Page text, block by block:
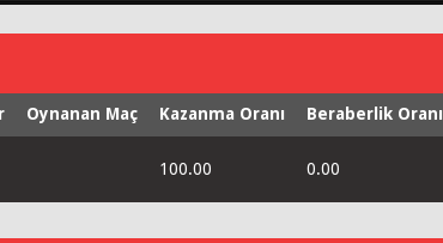
Oynanan Maç Kazanma Oranı Beraberlik Oranı
100.00 0.00